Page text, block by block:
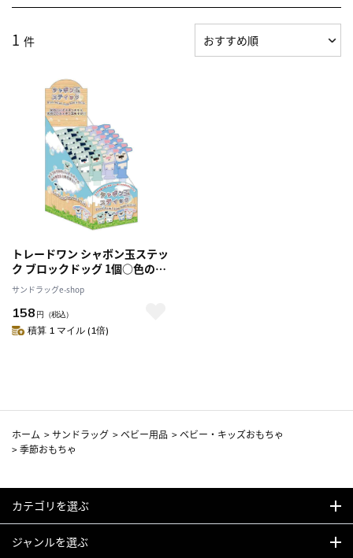
1 件
トレードワン シャボン玉ステッ
ク ブロックドッグ 1個○色の選
択不可
サンドラッグe-shop
158 円 （税込）
積算 1 マイル (1倍)
ホーム >サンドラッグ >ベビー用品 >ベビー・キッズおもちゃ
>季節おもちゃ
カテゴリを選ぶ
ジャンルを選ぶ